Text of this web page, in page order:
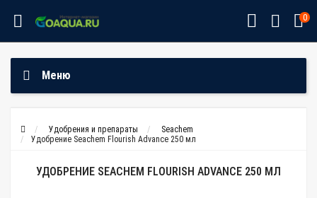
0
Меню
Удобрения и препараты
Seachem
Удобрение Seachem Flourish Advance 250 мл
УДОБРЕНИЕ SEACHEM FLOURISH ADVANCE 250 МЛ